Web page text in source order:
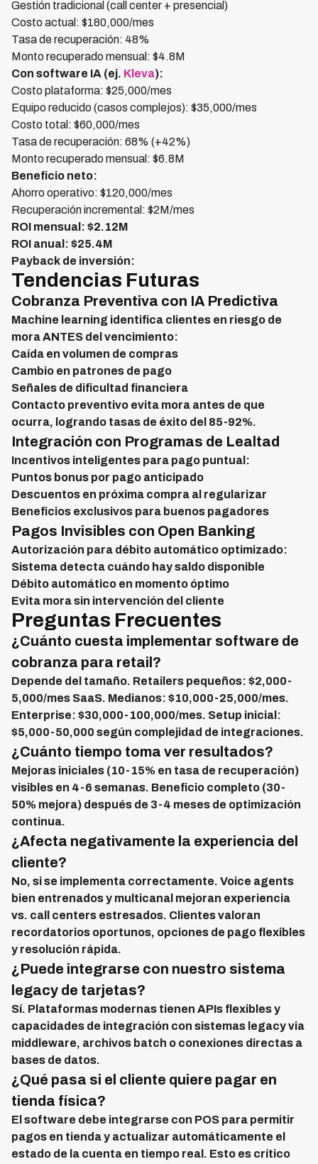
Gestión tradicional (call center + presencial)
Costo actual: $180,000/mes
Tasa de recuperación: 48%
Monto recuperado mensual: $4.8M
Con software IA (ej. Kleva):
Costo plataforma: $25,000/mes
Equipo reducido (casos complejos): $35,000/mes
Costo total: $60,000/mes
Tasa de recuperación: 68% (+42%)
Monto recuperado mensual: $6.8M
Beneficio neto:
Ahorro operativo: $120,000/mes
Recuperación incremental: $2M/mes
ROI mensual: $2.12M
ROI anual: $25.4M
Payback de inversión:
Tendencias Futuras
Cobranza Preventiva con IA Predictiva
Machine learning identifica clientes en riesgo de
mora ANTES del vencimiento:
Caída en volumen de compras
Cambio en patrones de pago
Señales de dificultad financiera
Contacto preventivo evita mora antes de que
ocurra, logrando tasas de éxito del 85-92%.
Integración con Programas de Lealtad
Incentivos inteligentes para pago puntual:
Puntos bonus por pago anticipado
Descuentos en próxima compra al regularizar
Beneficios exclusivos para buenos pagadores
Pagos Invisibles con Open Banking
Autorización para débito automático optimizado:
Sistema detecta cuándo hay saldo disponible
Débito automático en momento óptimo
Evita mora sin intervención del cliente
Preguntas Frecuentes
¿Cuánto cuesta implementar software de
cobranza para retail?
Depende del tamaño. Retailers pequeños: $2,000-
5,000/mes SaaS. Medianos: $10,000-25,000/mes.
Enterprise: $30,000-100,000/mes. Setup inicial:
$5,000-50,000 según complejidad de integraciones.
¿Cuánto tiempo toma ver resultados?
Mejoras iniciales (10-15% en tasa de recuperación)
visibles en 4-6 semanas. Beneficio completo (30-
50% mejora) después de 3-4 meses de optimización
continua.
¿Afecta negativamente la experiencia del
cliente?
No, si se implementa correctamente. Voice agents
bien entrenados y multicanal mejoran experiencia
vs. call centers estresados. Clientes valoran
recordatorios oportunos, opciones de pago flexibles
y resolución rápida.
¿Puede integrarse con nuestro sistema
legacy de tarjetas?
Sí. Plataformas modernas tienen APIs flexibles y
capacidades de integración con sistemas legacy via
middleware, archivos batch o conexiones directas a
bases de datos.
¿Qué pasa si el cliente quiere pagar en
tienda física?
El software debe integrarse con POS para permitir
pagos en tienda y actualizar automáticamente el
estado de la cuenta en tiempo real. Esto es crítico